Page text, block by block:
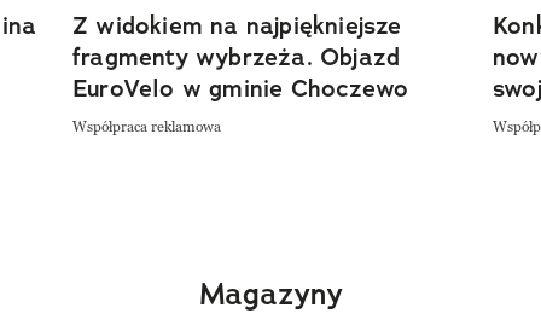
Z widokiem na najpiękniejsze
fragmenty wybrzeża. Objazd
EuroVelo w gminie Choczewo
Współpraca reklamowa
Magazyny